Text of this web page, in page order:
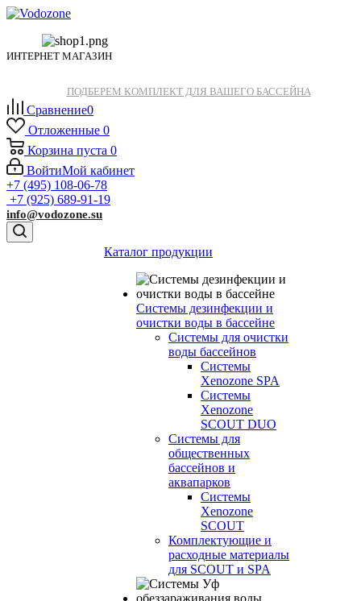
ИНТЕРНЕТ МАГАЗИН
ПОДБЕРЕМ КОМПЛЕКТ ДЛЯ ВАШЕГО БАССЕЙНА
Сравнение0
Отложенные 0
Корзина пуста 0
ВойтиМой кабинет
+7 (495) 108-06-78
+7 (925) 689-91-19
info@vodozone.su
Каталог продукции
Системы дезинфекции и
очистки воды в бассейне
Системы для очистки
воды бассейнов
Системы
Xenozone SPA
Системы
Xenozone
SCOUT DUO
Системы для
общественных
бассейнов и
аквапарков
Системы
Xenozone
SCOUT
Комплектующие и
расходные материалы
для SCOUT и SPA